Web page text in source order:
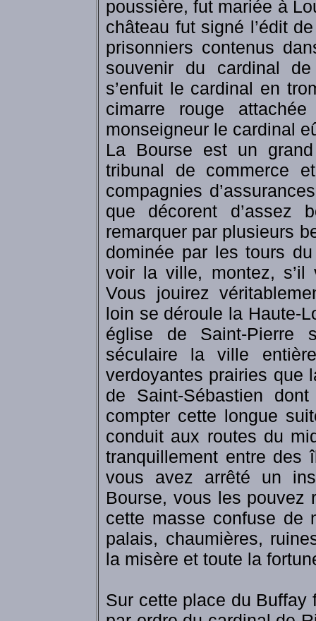
poussière, fut mariée à
château fut signé l’édit
prisonniers contenus
souvenir du cardinal
s’enfuit le cardinal en
cimarre rouge
monseigneur le cardinal
La Bourse est un
tribunal de commerce
compagnies
que décorent d’assez
remarquer par plusieurs
dominée par les tours
voir la ville, montez,
Vous jouirez
loin se déroule la Haute-
église de Saint-Pierre
séculaire la ville
verdoyantes prairies que
de Saint-Sébastien
compter cette longue
conduit aux routes du
tranquillement entre des
vous avez arrêté un
Bourse, vous les pouvez
cette masse confuse de
palais, chaumières,
la misère et toute la
Sur cette place du